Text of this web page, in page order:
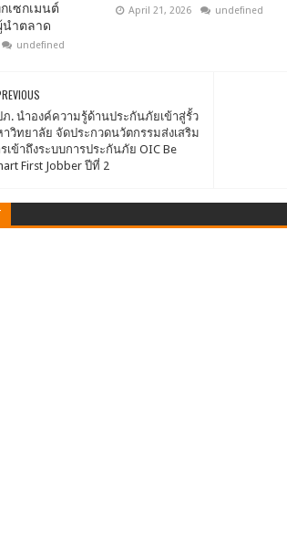
เซกเมนต์
นำตลาด
undefined
April 21, 2026 undefined
ภ. นำองค์ความรู้ด้านประกันภัยเข้าสู่รั้ว
วิทยาลัย จัดประกวดนวัตกรรมส่งเสริม
เข้าถึงระบบการประกันภัย OIC Be
First Jobber ปีที่ 2